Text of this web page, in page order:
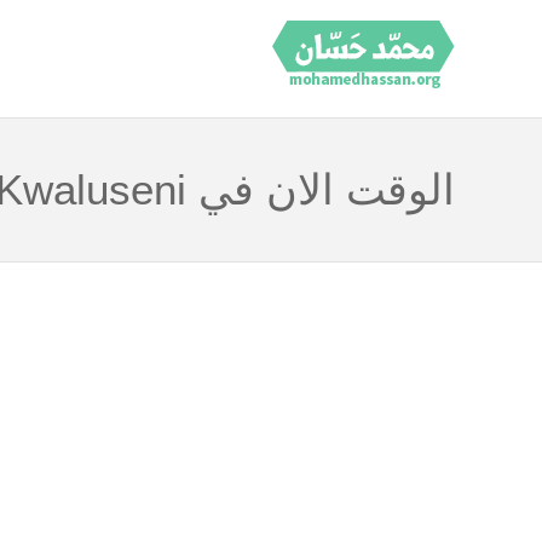
الوقت الان في Kwaluseni سوازيلاند